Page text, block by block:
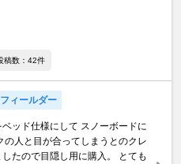
稿数：42件
ィールダー
ッド仕様にして スノーボードに
の人と目が合ってしまうとのクレ
たので目隠し用に購入。 とても